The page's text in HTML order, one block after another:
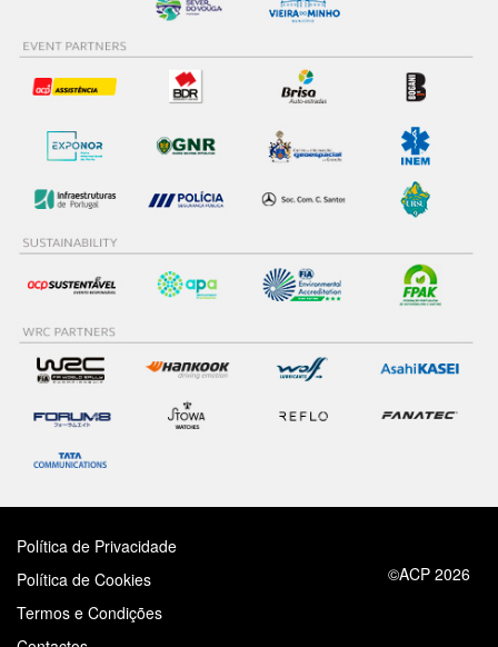
Política de Privacidade
Política de Cookies
Termos e Condições
©ACP 2026